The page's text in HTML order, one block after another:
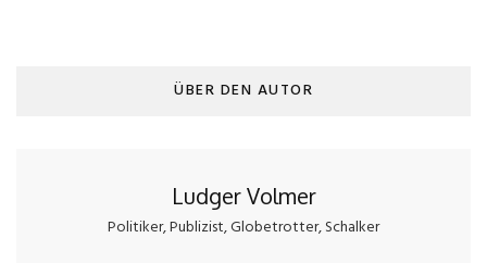
ÜBER DEN AUTOR
Ludger Volmer
Politiker, Publizist, Globetrotter, Schalker